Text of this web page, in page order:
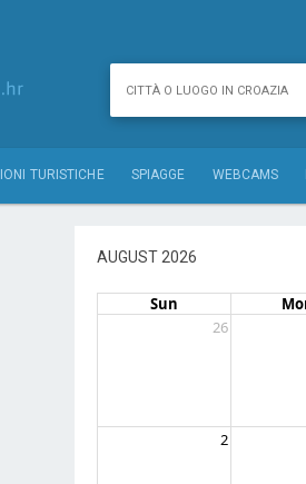
TURISTICHE SPIAGGE WEBCAMS
AUGUST 2026
Sun
26
2